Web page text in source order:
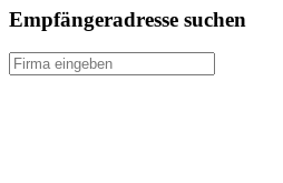
Empfängeradresse suchen